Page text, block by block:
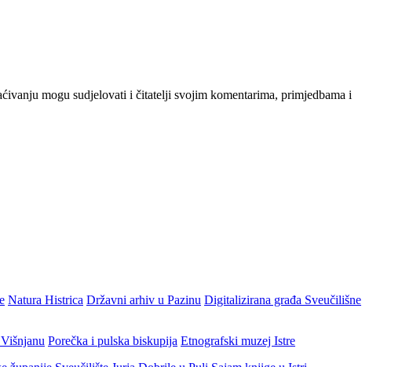
mogu sudjelovati i čitatelji svojim komentarima, primjedbama i
Natura Histrica Državni arhiv u Pazinu Digitalizirana građa Sveučilišne
Porečka i pulska biskupija Etnografski muzej Istre